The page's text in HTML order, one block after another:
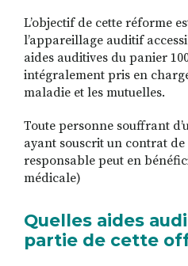
L’objectif de cette réforme
l’appareillage auditif
aides auditives du panier
intégralement pris en
maladie et les mutuelles.
Toute personne souffrant
ayant souscrit un contrat
responsable peut en
médicale)
Quelles aides
partie de cette